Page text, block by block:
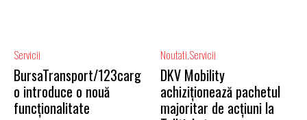
Servicii
BursaTransport/123carg
o introduce o nouă
funcționalitate
Noutati Servicii
DKV Mobility
achiziționează pachetul
majoritar de acțiuni la